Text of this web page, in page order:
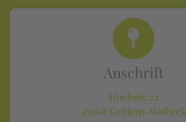
Anschrift
Hochstr. 22
47608 Geldern-Walbeck